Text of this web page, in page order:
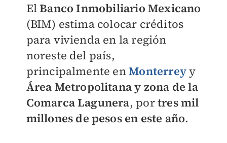
ElBanco Inmobiliario Mexicano
(BIM) estima colocar créditos
para vivienda en la región
noreste del país,
principalmente enMonterreyy
Área Metropolitana y zona de la
Comarca Lagunera, portres mil
millones de pesos en este año.